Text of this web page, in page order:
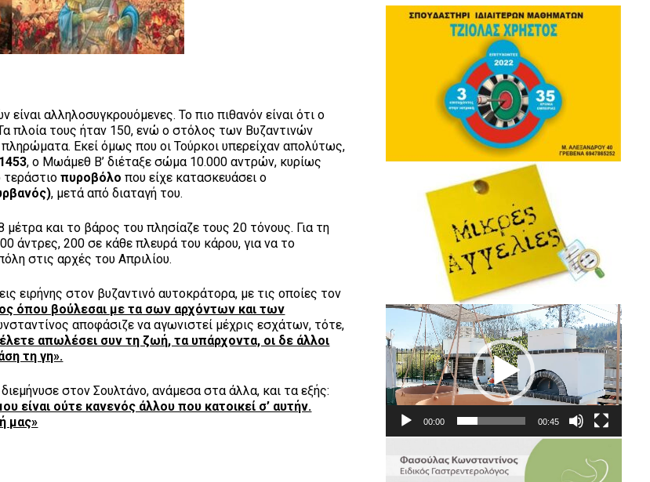
αλληλοσυγκρουόμενες. Το πιο πιθανόν είναι ότι ο
πλοία τους ήταν 150, ενώ ο στόλος των Βυζαντινών
Εκεί όμως που οι Τούρκοι υπερείχαν απολύτως,
, ο Μωάμεθ Β’ διέταξε σώμα 10.000 αντρών, κυρίως
τεράστιοπυροβόλο που είχε κατασκευάσει ο
, μετά από διαταγή του.
και το βάρος του πλησίαζε τους 20 τόνους. Για τη
άντρες, 200 σε κάθε πλευρά του κάρου, για να το
στις αρχές του Απριλίου.
ειρήνης στον βυζαντινό αυτοκράτορα, με τις οποίες τον
όπου βούλεσαι με τα σων αρχόντων και των
αποφάσιζε να αγωνιστεί μέχρις εσχάτων, τότε,
απωλέσει συν τη ζωή, τα υπάρχοντα, οι δε άλλοι
τη γη».
στον Σουλτάνο, ανάμεσα στα άλλα, και τα εξής:
ούτε κανενός άλλου που κατοικεί σ’ αυτήν.
μας»
Πρόγραμμα
Αναπαραγωγής
Βίντεο
00:00 00:45